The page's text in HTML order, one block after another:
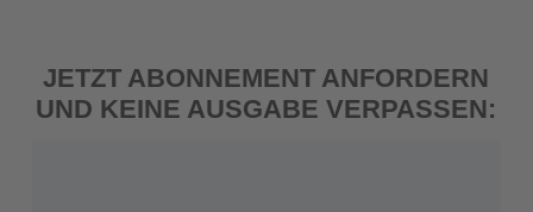
JETZT ABONNEMENT ANFORDERN
UND KEINE AUSGABE VERPASSEN: